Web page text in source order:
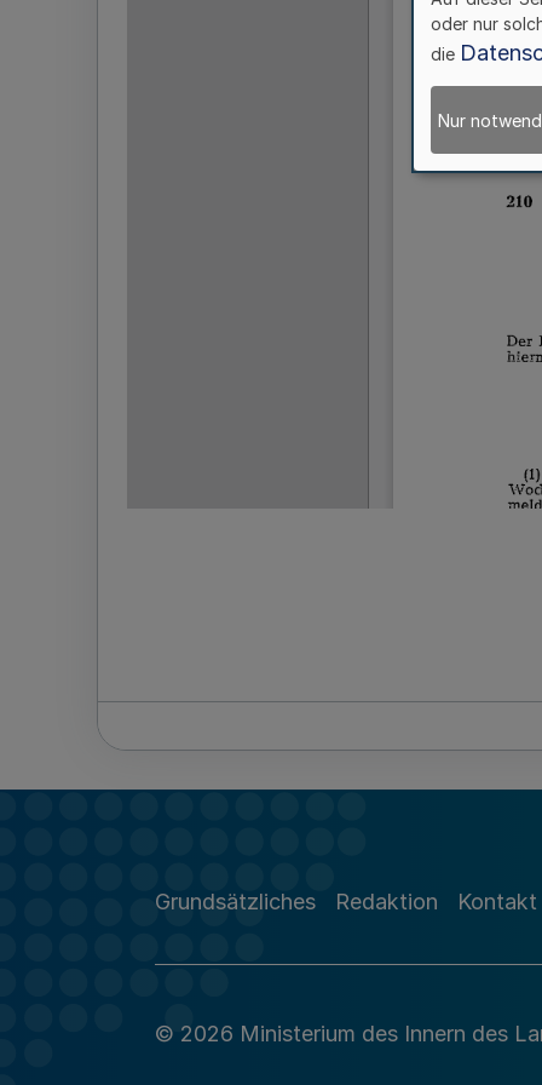
Grundsätzliches Redaktion Kontakt
© 2026 Ministerium des Innern des
oder nur
die
Nur